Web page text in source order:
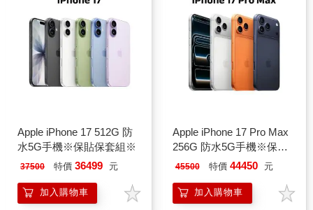
Apple iPhone 17 512G 防
水5G手機※保貼保套組※
37500 特價 36499 元
加入購物車
Apple iPhone 17 Pro Max
256G 防水5G手機※保貼
保套組※
45500 特價 44450 元
加入購物車